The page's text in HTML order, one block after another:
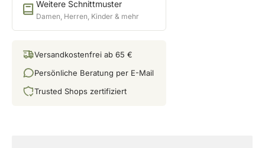
Weitere Schnittmuster
Damen, Herren, Kinder & mehr
Versandkostenfrei ab 65 €
Persönliche Beratung per E-Mail
Trusted Shops zertifiziert